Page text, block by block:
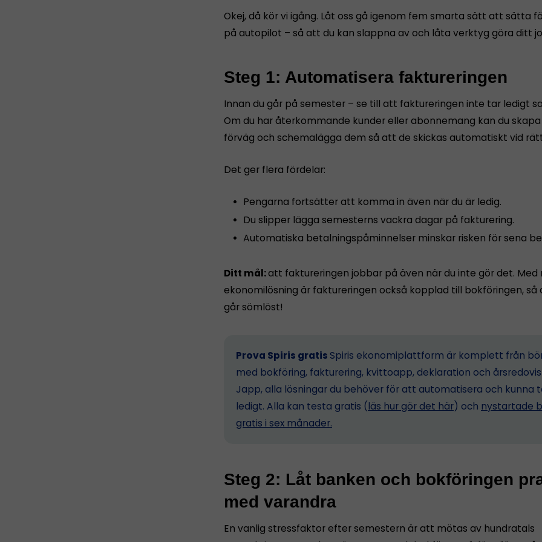
Okej, då kör vi igång. Låt oss gå igenom fem smarta sätt att sätta
på autopilot – så att du kan slappna av och låta verktyg göra ditt
Steg 1: Automatisera faktureringen
Innan du går på semester – se till att faktureringen inte tar ledigt
Om du har återkommande kunder eller abonnemang kan du
förväg och schemalägga dem så att de skickas automatiskt vid
Det ger flera fördelar:
Pengarna fortsätter att komma in även när du är ledig.
Du slipper lägga semesterns vackra dagar på fakturering.
Automatiska betalningspåminnelser minskar risken för sena
Ditt mål:att faktureringen jobbar på även när du inte gör det.
ekonomilösning är faktureringen också kopplad till bokföringen,
går sömlöst!
Prova Spiris gratis Spiris ekonomiplattform är komplett från
med bokföring, fakturering, kvittoapp, deklaration och
Japp, alla lösningar du behöver för att automatisera och kunna
ledigt. Alla kan testa gratis (läs hur gör det här) och nystartade
gratis i sex månader.
Steg 2: Låt banken och bokföringen
med varandra
En vanlig stressfaktor efter semestern är att mötas av hundratals